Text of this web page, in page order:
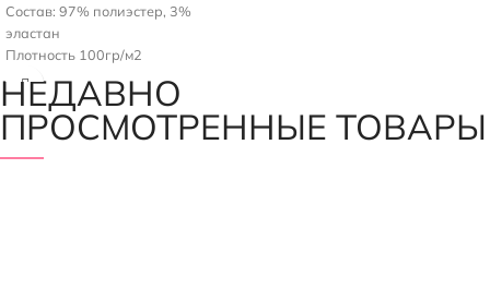
Состав: 97% полиэстер, 3%
эластан
Плотность 100гр/м2
НЕДАВНО
ПРОСМОТРЕННЫЕ ТОВАРЫ